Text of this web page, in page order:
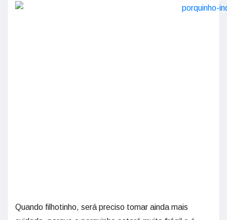
Quando filhotinho, será preciso tomar ainda mais